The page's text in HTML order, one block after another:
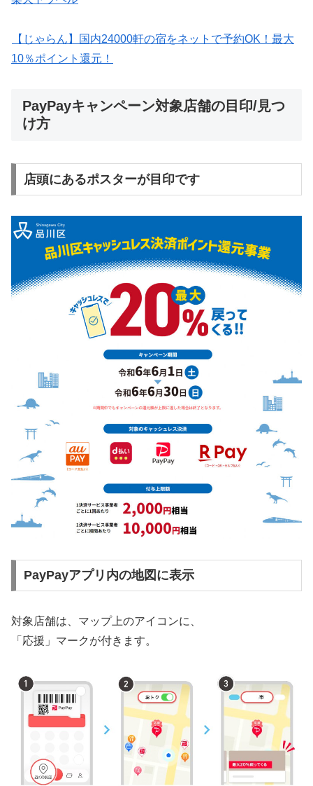
【じゃらん】国内24000軒の宿をネットで予約OK！最大
10％ポイント還元！
PayPayキャンペーン対象店舗の目印/見つ
け方
店頭にあるポスターが目印です
PayPayアプリ内の地図に表示
対象店舗は、マップ上のアイコンに、
「応援」マークが付きます。